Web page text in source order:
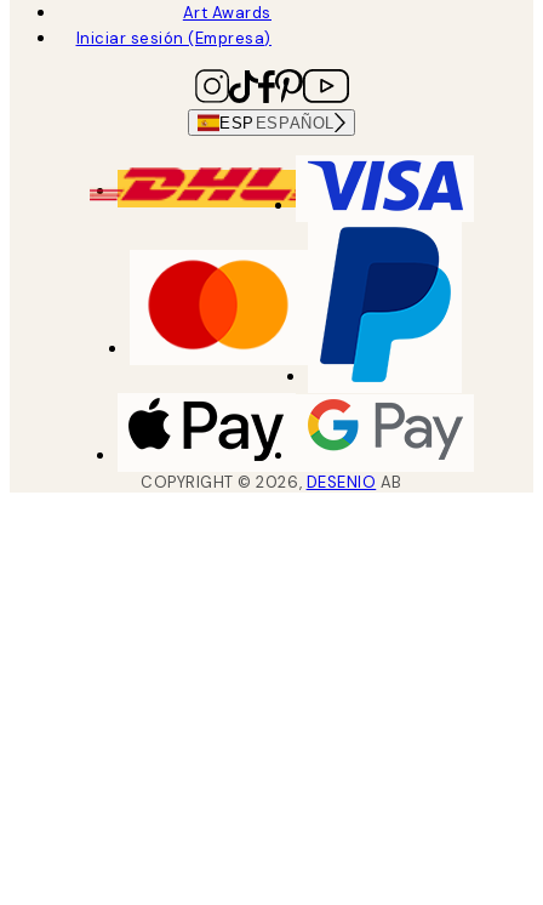
Art Awards
Iniciar sesión (Empresa)
ESP ESPAÑOL
COPYRIGHT ©2026, DESENIO AB